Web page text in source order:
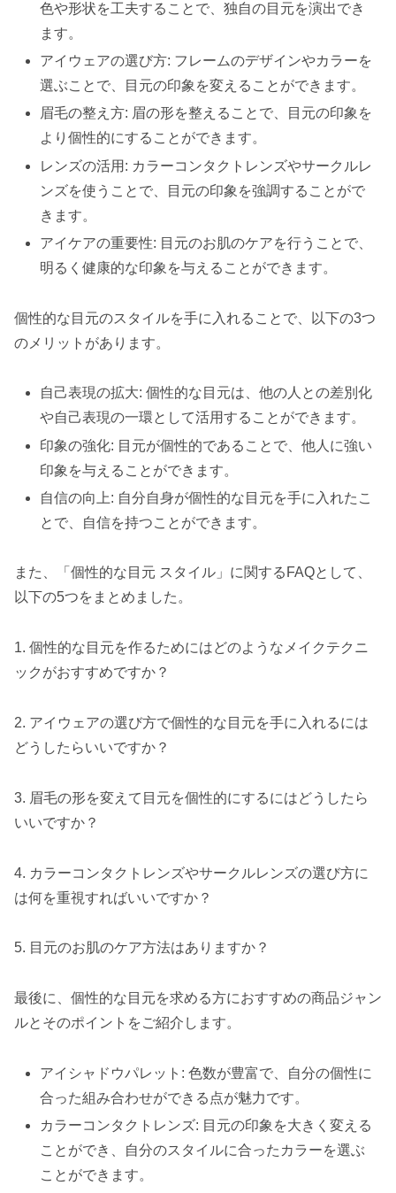
色や形状を工夫することで、独自の目元を演出でき
ます。
アイウェアの選び方: フレームのデザインやカラーを
選ぶことで、目元の印象を変えることができます。
眉毛の整え方: 眉の形を整えることで、目元の印象を
より個性的にすることができます。
レンズの活用: カラーコンタクトレンズやサークルレ
ンズを使うことで、目元の印象を強調することがで
きます。
アイケアの重要性: 目元のお肌のケアを行うことで、
明るく健康的な印象を与えることができます。
個性的な目元のスタイルを手に入れることで、以下の3つ
のメリットがあります。
自己表現の拡大: 個性的な目元は、他の人との差別化
や自己表現の一環として活用することができます。
印象の強化: 目元が個性的であることで、他人に強い
印象を与えることができます。
自信の向上: 自分自身が個性的な目元を手に入れたこ
とで、自信を持つことができます。
また、「個性的な目元 スタイル」に関するFAQとして、
以下の5つをまとめました。
1. 個性的な目元を作るためにはどのようなメイクテクニ
ックがおすすめですか？
2. アイウェアの選び方で個性的な目元を手に入れるには
どうしたらいいですか？
3. 眉毛の形を変えて目元を個性的にするにはどうしたら
いいですか？
4. カラーコンタクトレンズやサークルレンズの選び方に
は何を重視すればいいですか？
5. 目元のお肌のケア方法はありますか？
最後に、個性的な目元を求める方におすすめの商品ジャン
ルとそのポイントをご紹介します。
アイシャドウパレット: 色数が豊富で、自分の個性に
合った組み合わせができる点が魅力です。
カラーコンタクトレンズ: 目元の印象を大きく変える
ことができ、自分のスタイルに合ったカラーを選ぶ
ことができます。